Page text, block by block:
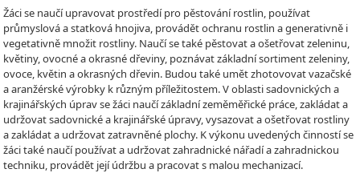
Žáci se naučí upravovat prostředí pro pěstování rostlin, používat
průmyslová a statková hnojiva, provádět ochranu rostlin a generativně i
vegetativně množit rostliny. Naučí se také pěstovat a ošetřovat zeleninu,
květiny, ovocné a okrasné dřeviny, poznávat základní sortiment zeleniny,
ovoce, květin a okrasných dřevin. Budou také umět zhotovovat vazačské
a aranžérské výrobky k různým příležitostem. V oblasti sadovnických a
krajinářských úprav se žáci naučí základní zeměměřické práce, zakládat a
udržovat sadovnické a krajinářské úpravy, vysazovat a ošetřovat rostliny
a zakládat a udržovat zatravněné plochy. K výkonu uvedených činností se
žáci také naučí používat a udržovat zahradnické nářadí a zahradnickou
techniku, provádět její údržbu a pracovat s malou mechanizací.